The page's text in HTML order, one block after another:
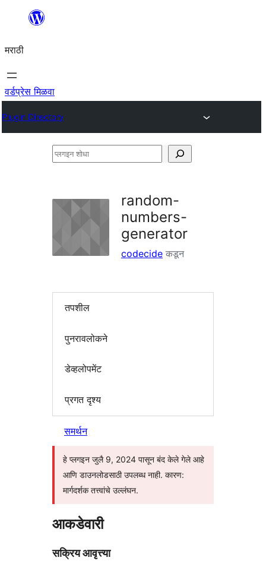
सामुग्रीवर
मराठी
वर्डप्रेस मिळवा
Plugin Directory
प्लगइन
random-
numbers-
generator
codecide कडून
तपशील
पुनरावलोकने
डेव्हलोपमेंट
प्रगत दृश्य
समर्थन
हे प्लगइन जुलै 9, 2024 पासून बंद केले गेले आहे
आणि डाउनलोडसाठी उपलब्ध नाही. कारण:
मार्गदर्शक तत्त्वांचे उल्लंघन.
आकडेवारी
सक्रिय आवृत्त्या